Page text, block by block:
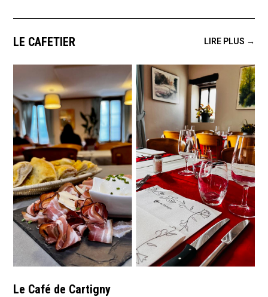
LE CAFETIER LIRE PLUS →
Le Café de Cartigny